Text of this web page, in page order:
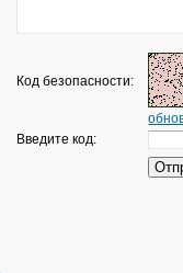
Код безопасности:
Введите код: